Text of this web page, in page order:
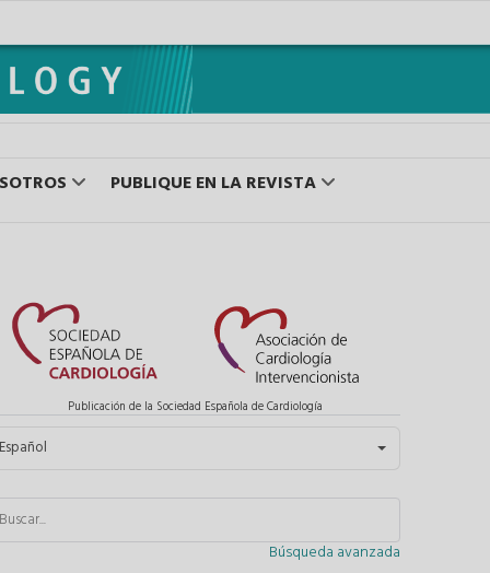
PUBLIQUE EN LA REVISTA
Publicación de la Sociedad Española de Cardiología
Seleccione su idioma
Español
Búsqueda avanzada